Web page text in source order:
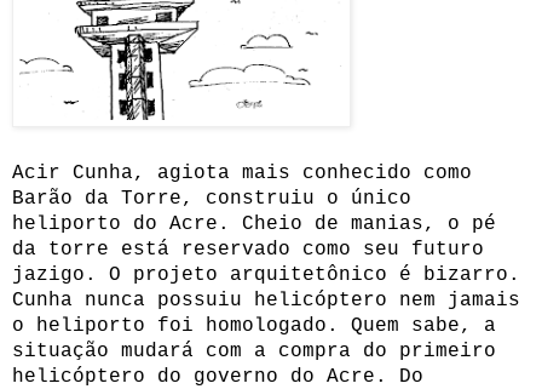
Acir Cunha, agiota mais conhecido como
Barão da Torre, construiu o único
heliporto do Acre. Cheio de manias, o pé
da torre está reservado como seu futuro
jazigo. O projeto arquitetônico é bizarro.
Cunha nunca possuiu helicóptero nem jamais
o heliporto foi homologado. Quem sabe, a
situação mudará com a compra do primeiro
helicóptero do governo do Acre. Do